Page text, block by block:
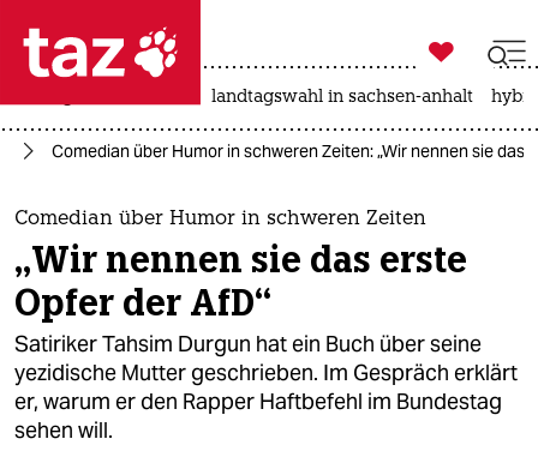
 taz zahl ich
taz zahl ich
themen
politik
öko
gesellschaft
kultur

taz zahl ich
landtagswahl in sachsen-anhalt
Comedian über Humor in schweren Zeiten: „Wir nennen sie das
Comedian über Humor in schweren Zeiten
„Wir nennen sie das erste
Opfer der AfD“
Satiriker Tahsim Durgun hat ein Buch über seine
yezidische Mutter geschrieben. Im Gespräch erklärt
er, warum er den Rapper Haftbefehl im Bundestag
sehen will.